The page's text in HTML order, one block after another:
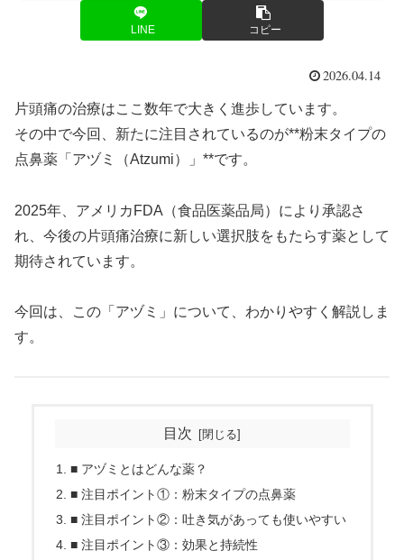
LINE コピー
2026.04.14
片頭痛の治療はここ数年で大きく進歩しています。
その中で今回、新たに注目されているのが**粉末タイプの
点鼻薬「アヅミ（Atzumi）」**です。
2025年、アメリカFDA（食品医薬品局）により承認さ
れ、今後の片頭痛治療に新しい選択肢をもたらす薬として
期待されています。
今回は、この「アヅミ」について、わかりやすく解説しま
す。
目次
■ アヅミとはどんな薬？
■ 注目ポイント①：粉末タイプの点鼻薬
■ 注目ポイント②：吐き気があっても使いやすい
■ 注目ポイント③：効果と持続性